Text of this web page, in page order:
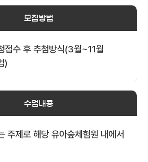
모집방법
접수 후 추첨방식(3월~11월
)
수업내용
주제로 해당 유아숲체험원 내에서